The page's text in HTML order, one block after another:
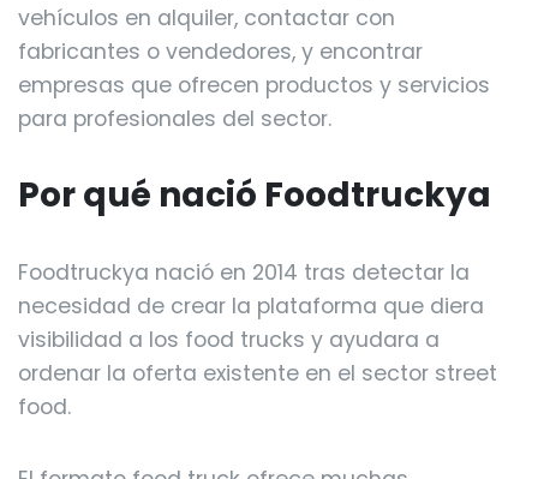
vehículos en alquiler, contactar con
fabricantes o vendedores, y encontrar
empresas que ofrecen productos y servicios
para profesionales del sector.
Por qué nació Foodtruckya
Foodtruckya nació en 2014 tras detectar la
necesidad de crear la plataforma que diera
visibilidad a los food trucks y ayudara a
ordenar la oferta existente en el sector street
food.